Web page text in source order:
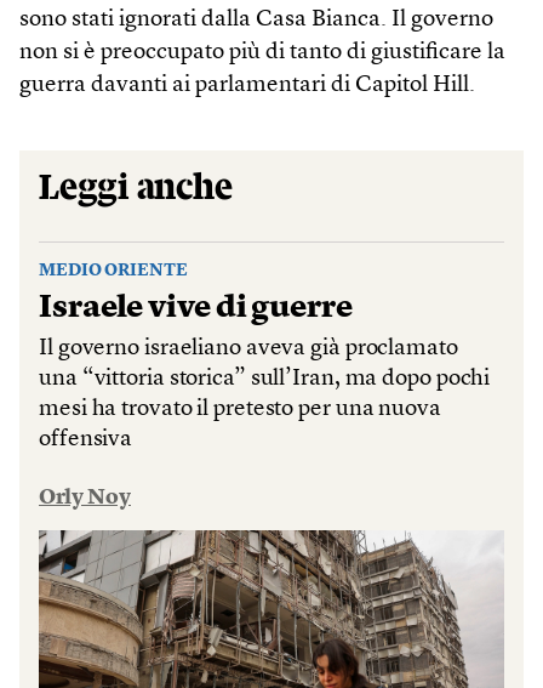
sono stati ignorati dalla Casa Bianca. Il governo
non si è preoccupato più di tanto di giustificare la
guerra davanti ai parlamentari di Capitol Hill.
Leggi anche
MEDIO ORIENTE
Israele vive di guerre
Il governo israeliano aveva già proclamato
una “vittoria storica” sull’Iran, ma dopo pochi
mesi ha trovato il pretesto per una nuova
offensiva
Orly Noy